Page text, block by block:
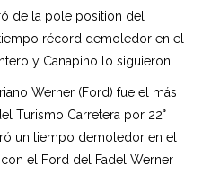
de la pole position del
récord demoledor en el
y Canapino lo siguieron.
Werner (Ford) fue el más
Turismo Carretera por 22°
un tiempo demoledor en el
el Ford del Fadel Werner